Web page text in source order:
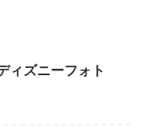
ィズニーフォト